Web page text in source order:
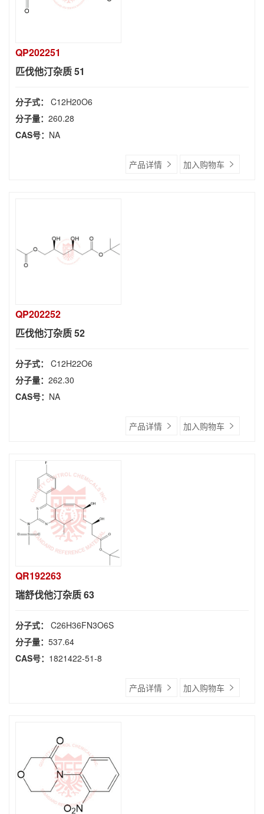
QP202251
匹伐他汀杂质 51
分子式： C12H20O6
分子量： 260.28
CAS号： NA
产品详情 加入购物车
QP202252
匹伐他汀杂质 52
分子式： C12H22O6
分子量： 262.30
CAS号： NA
产品详情 加入购物车
QR192263
瑞舒伐他汀杂质 63
分子式： C26H36FN3O6S
分子量： 537.64
CAS号： 1821422-51-8
产品详情 加入购物车